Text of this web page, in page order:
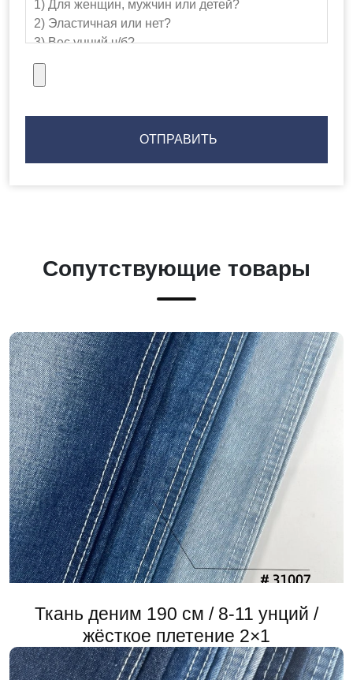
Сопутствующие товары
Ткань деним 190 см / 8-11 унций /
жёсткое плетение 2×1